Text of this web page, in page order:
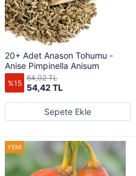
20+ Adet Anason Tohumu -
Anise Pimpinella Anisum
%15 54,42 TL
64,02 TL
Sepete Ekle